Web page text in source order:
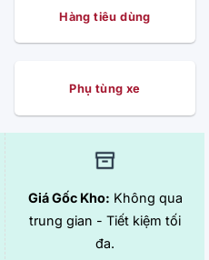
Hàng tiêu dùng
Phụ tùng xe
Giá Gốc Kho: Không qua
trung gian - Tiết kiệm tối
đa.